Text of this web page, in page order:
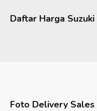
Daftar Harga Suzuki
Foto Delivery Sales